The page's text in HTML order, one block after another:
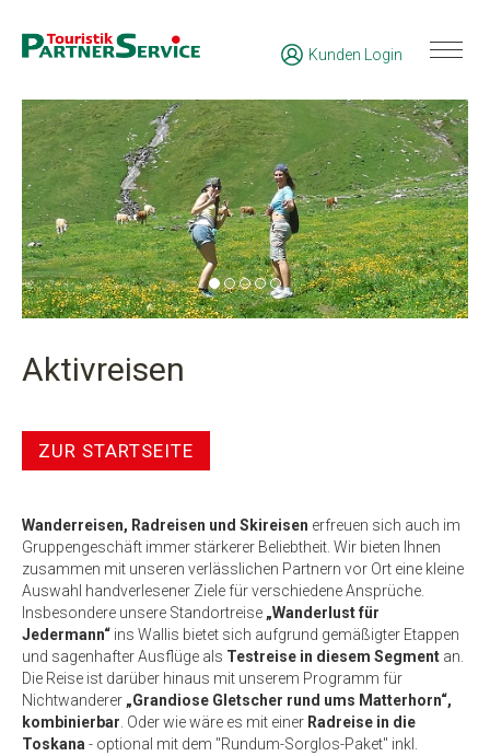
Kunden Login
Aktivreisen
ZUR STARTSEITE
Wanderreisen, Radreisen und Skireisen erfreuen sich auch im
Gruppengeschäft immer stärkerer Beliebtheit. Wir bieten Ihnen
zusammen mit unseren verlässlichen Partnern vor Ort eine kleine
Auswahl handverlesener Ziele für verschiedene Ansprüche.
Insbesondere unsere Standortreise „Wanderlust für
Jedermann“ ins Wallis bietet sich aufgrund gemäßigter Etappen
und sagenhafter Ausflüge als Testreise in diesem Segment an.
Die Reise ist darüber hinaus mit unserem Programm für
Nichtwanderer „Grandiose Gletscher rund ums Matterhorn“,
kombinierbar . Oder wie wäre es mit einer Radreise in die
Toskana - optional mit dem "Rundum-Sorglos-Paket" inkl.